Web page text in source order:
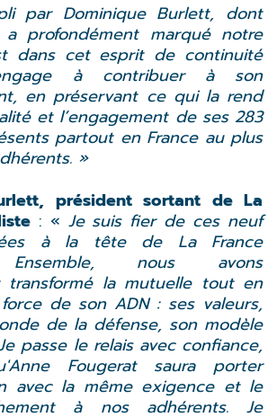
par Dominique Burlett, dont
a profondément marqué notre
dans cet esprit de continuité
à contribuer à son
en préservant ce qui la rend
et l’engagement de ses 283
partout en France au plus
»
président sortant de La
: « Je suis fier de ces neuf
à la tête de La France
Ensemble, nous avons
transformé la mutuelle tout en
de son ADN : ses valeurs,
de la défense, son modèle
passe le relais avec confiance,
Fougerat saura porter
avec la même exigence et le
à nos adhérents. Je